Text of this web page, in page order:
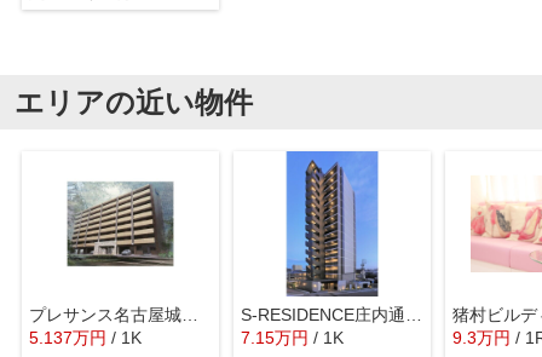
エリアの近い物件
プレサンス名古屋城前ラバンカ
5.137万円 / 1K
7.15万円 / 1K
猪村ビルデ
9.3万円 /